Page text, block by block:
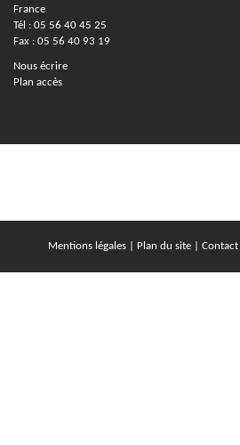
France
Tél : 05 56 40 45 25
Fax : 05 56 40 93 19
Nous écrire
Plan accès
Mentions légales Plan du site Contact